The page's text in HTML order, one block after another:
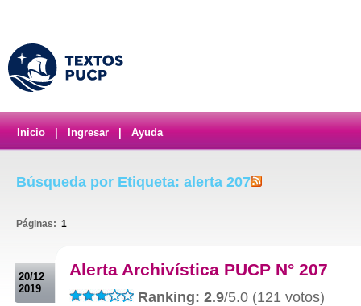
Inicio Ingresar Ayuda
Búsqueda por Etiqueta: alerta 207
Páginas: 1
20/12
2019
Alerta Archivística PUCP N° 207
Ranking: 2.9/5.0 (121 votos)